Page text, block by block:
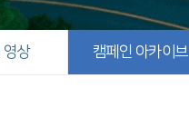
영상 캠페인 아카이브